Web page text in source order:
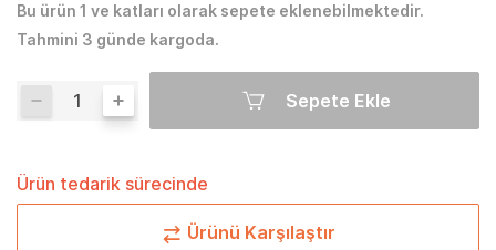
Bu ürün 1 ve katları olarak sepete eklenebilmektedir.
Tahmini 3 günde kargoda.
Sepete Ekle
Ürün tedarik sürecinde
Ürünü Karşılaştır